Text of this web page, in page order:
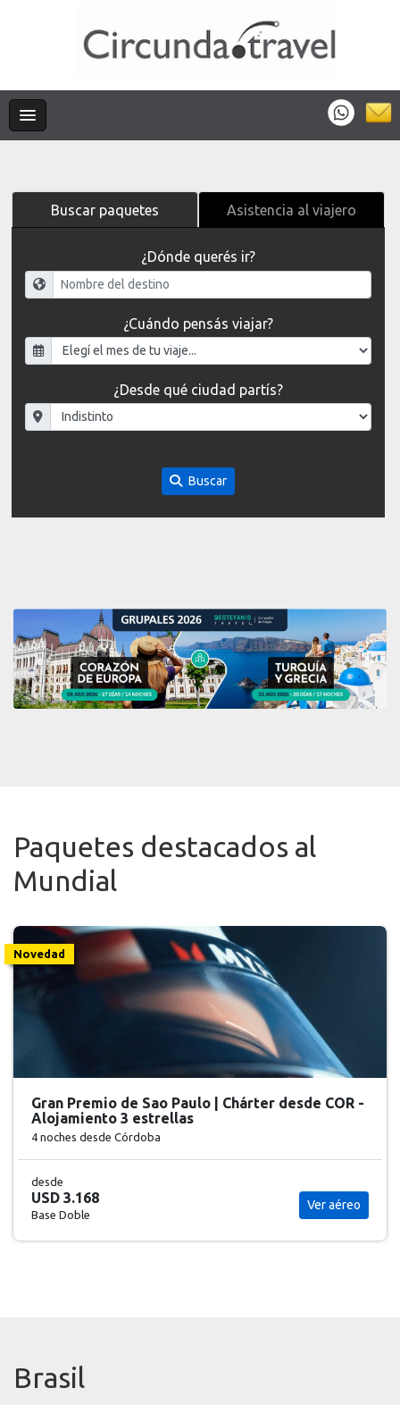
Buscar paquetes Asistencia al viajero
¿Dónde querés ir?
¿Cuándo pensás viajar?
¿Desde qué ciudad partís?
Buscar
Paquetes destacados al
Mundial
Novedad
Gran Premio de Sao Paulo | Chárter desde COR -
Alojamiento 3 estrellas
4 noches desde Córdoba
desde
USD 3.168
Base Doble
Ver aéreo
Brasil